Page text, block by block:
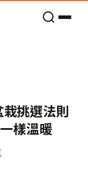
挑選法則
樣溫暖